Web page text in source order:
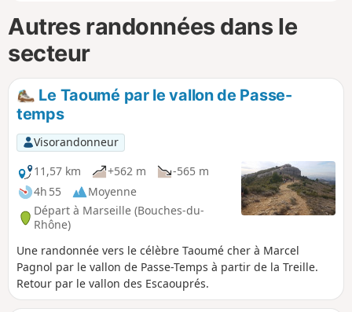
Autres randonnées dans le
secteur
Le Taoumé par le vallon de Passe-
temps
Visorandonneur
11,57 km
+562 m
-565 m
4h 55
Moyenne
Départ à Marseille (Bouches-du-
Rhône)
Une randonnée vers le célèbre Taoumé cher à Marcel
Pagnol par le vallon de Passe-Temps à partir de la Treille.
Retour par le vallon des Escaouprés.